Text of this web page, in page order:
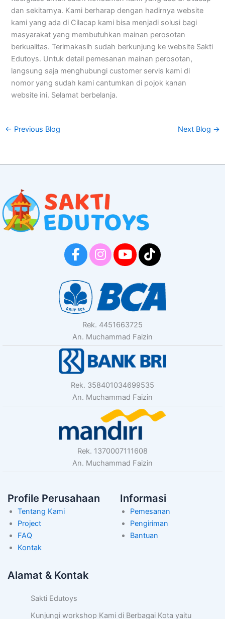
dan sekitarnya. Kami berharap dengan hadirnya website
kami yang ada di Cilacap kami bisa menjadi solusi bagi
masyarakat yang membutuhkan mainan perosotan
berkualitas. Terimakasih sudah berkunjung ke website Sakti
Edutoys. Untuk detail pemesanan mainan perosotan,
langsung saja menghubungi customer servis kami di
nomor yang sudah kami cantumkan di pojok kanan
website ini. Selamat berbelanja.
← Previous Blog Next Blog →
Rek. 4451663725
An. Muchammad Faizin
Rek. 358401034699535
An. Muchammad Faizin
Rek. 1370007111608
An. Muchammad Faizin
Profile Perusahaan
Tentang Kami
Project
FAQ
Kontak
Informasi
Pemesanan
Pengiriman
Bantuan
Alamat & Kontak
Sakti Edutoys
Kunjungi workshop Kami di Berbagai Kota yaitu